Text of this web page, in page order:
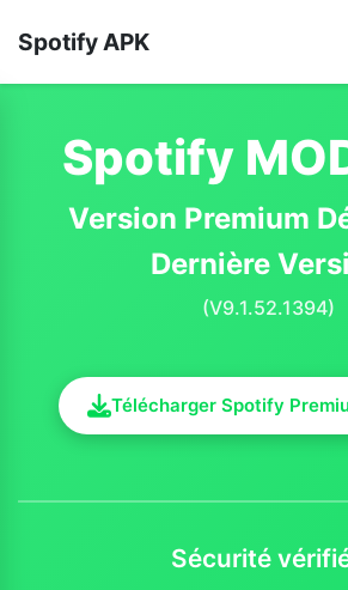
Spotify APK
Spotify
Version Premium
Dernière
(V9.1.52.1394)
Télécharger Spotify
Sécurité